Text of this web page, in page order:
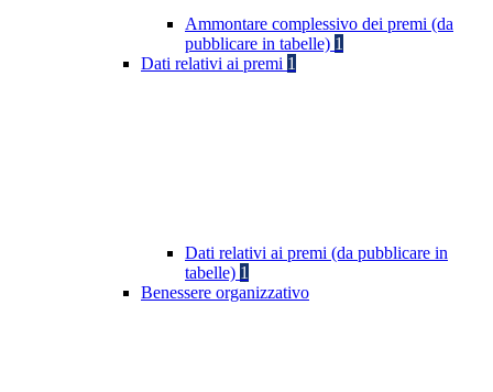
Ammontare complessivo dei premi (da
pubblicare in tabelle) 1
Dati relativi ai premi 1
Dati relativi ai premi (da pubblicare in
tabelle) 1
Benessere organizzativo